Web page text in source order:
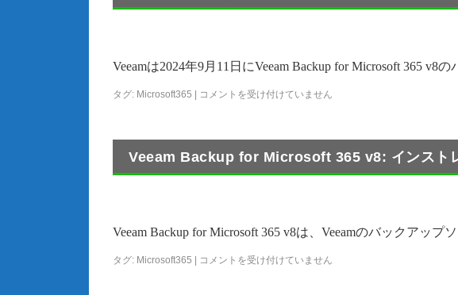
Veeamは2024年9月11日にVeeam Backup for Microsoft 365 v8
タグ: Microsoft365 | コメントを受け付けていません
Veeam Backup for Microsoft 365 v8: インスト
Veeam Backup for Microsoft 365 v8は、Veeamのバックアッ
タグ: Microsoft365 | コメントを受け付けていません